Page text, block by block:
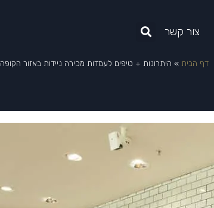
צור קשר
דף הבית » היתרונות + טיפים לעמדות מכירה ניידות באזור הקופה